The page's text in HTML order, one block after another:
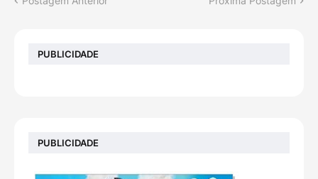
PUBLICIDADE
PUBLICIDADE